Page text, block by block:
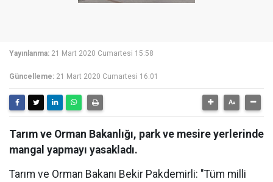
Yayınlanma: 21 Mart 2020 Cumartesi 15:58
Güncelleme: 21 Mart 2020 Cumartesi 16:01
Tarım ve Orman Bakanlığı, park ve mesire yerlerinde
mangal yapmayı yasakladı.
Tarım ve Orman Bakanı Bekir Pakdemirli: "Tüm milli